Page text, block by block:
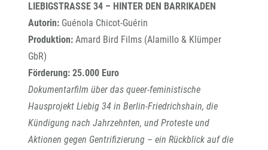
LIEBIGSTRASSE 34 – HINTER DEN BARRIKADEN
Autorin: Guénola Chicot-Guérin
Produktion: Amard Bird Films (Alamillo & Klümper
GbR)
Förderung: 25.000 Euro
Dokumentarfilm über das queer-feministische
Hausprojekt Liebig 34 in Berlin-Friedrichshain, die
Kündigung nach Jahrzehnten, und Proteste und
Aktionen gegen Gentrifizierung – ein Rückblick auf die